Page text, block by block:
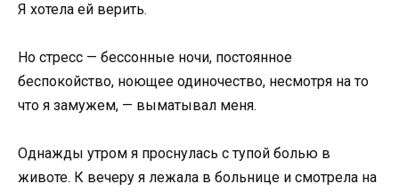
Я хотела ей верить.
Но стресс — бессонные ночи, постоянное
беспокойство, ноющее одиночество, несмотря на то
что я замужем, — выматывал меня.
Однажды утром я проснулась с тупой болью в
животе. К вечеру я лежала в больнице и смотрела на